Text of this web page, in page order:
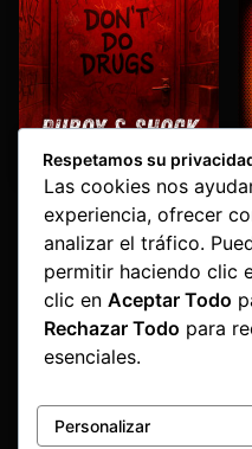
Ruboy – Don´t Do
Drugs
Ruboy,Shock
Respetamos su
Las cookies nos
experiencia, ofrecer
analizar el tráfico.
permitir haciendo clic
clic en Aceptar Todo
Rechazar Todo para
esenciales.
Personalizar